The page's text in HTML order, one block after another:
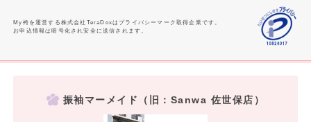
My袴を運営する株式会社TeraDoxはプライバシーマーク取得企業です。
お申込情報は暗号化され安全に送信されます。
振袖マーメイド（旧：Sanwa 佐世保店）